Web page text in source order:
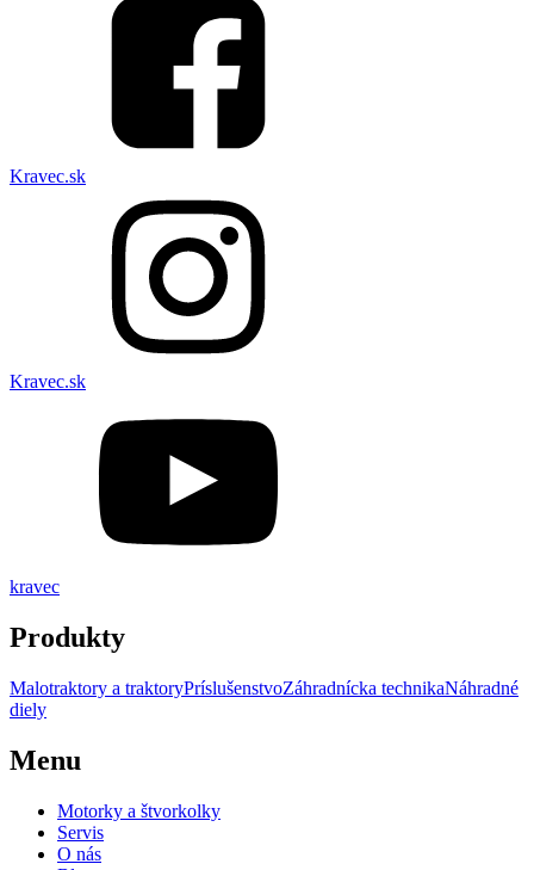
Kravec.sk
Kravec.sk
kravec
Produkty
Malotraktory a traktoryPríslušenstvoZáhradnícka technikaNáhradné
diely
Menu
Motorky a štvorkolky
Servis
O nás